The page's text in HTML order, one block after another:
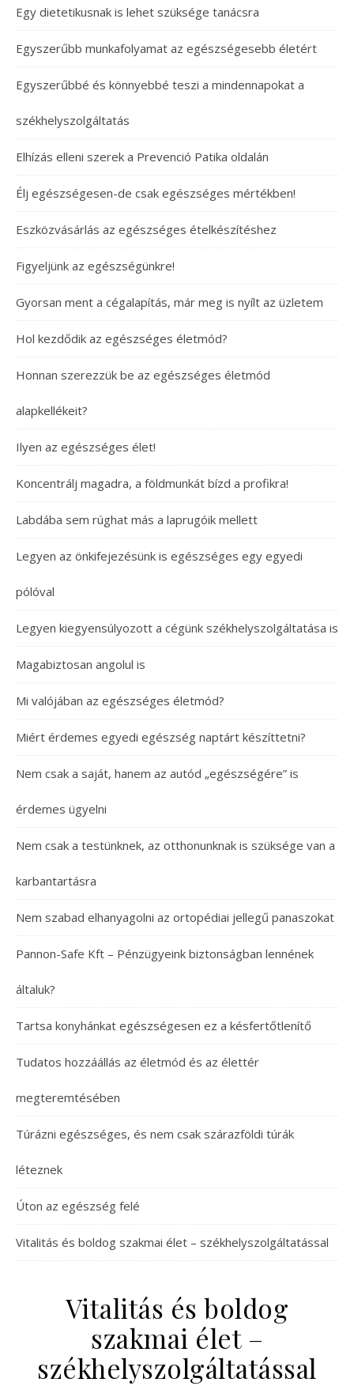
Egy dietetikusnak is lehet szüksége tanácsra
Egyszerűbb munkafolyamat az egészségesebb életért
Egyszerűbbé és könnyebbé teszi a mindennapokat a
székhelyszolgáltatás
Elhízás elleni szerek a Prevenció Patika oldalán
Élj egészségesen-de csak egészséges mértékben!
Eszközvásárlás az egészséges ételkészítéshez
Figyeljünk az egészségünkre!
Gyorsan ment a cégalapítás, már meg is nyílt az üzletem
Hol kezdődik az egészséges életmód?
Honnan szerezzük be az egészséges életmód
alapkellékeit?
Ilyen az egészséges élet!
Koncentrálj magadra, a földmunkát bízd a profikra!
Labdába sem rúghat más a laprugóik mellett
Legyen az önkifejezésünk is egészséges egy egyedi
pólóval
Legyen kiegyensúlyozott a cégünk székhelyszolgáltatása is
Magabiztosan angolul is
Mi valójában az egészséges életmód?
Miért érdemes egyedi egészség naptárt készíttetni?
Nem csak a saját, hanem az autód „egészségére” is
érdemes ügyelni
Nem csak a testünknek, az otthonunknak is szüksége van a
karbantartásra
Nem szabad elhanyagolni az ortopédiai jellegű panaszokat
Pannon-Safe Kft – Pénzügyeink biztonságban lennének
általuk?
Tartsa konyhánkat egészségesen ez a késfertőtlenítő
Tudatos hozzáállás az életmód és az élettér
megteremtésében
Túrázni egészséges, és nem csak szárazföldi túrák
léteznek
Úton az egészség felé
Vitalitás és boldog szakmai élet – székhelyszolgáltatással
Vitalitás és boldog
szakmai élet –
székhelyszolgáltatással